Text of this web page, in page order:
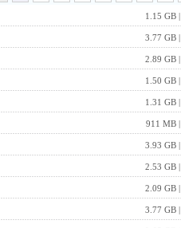
1.15 GB |
3.77 GB |
2.89 GB |
1.50 GB |
1.31 GB |
911 MB |
3.93 GB |
2.53 GB |
2.09 GB |
3.77 GB |